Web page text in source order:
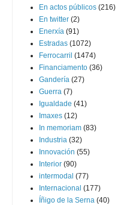
En actos públicos (216)
En twitter (2)
Enerxía (91)
Estradas (1072)
Ferrocarril (1474)
Financiamento (36)
Gandería (27)
Guerra (7)
Igualdade (41)
Imaxes (12)
In memoriam (83)
Industria (32)
Innovación (55)
Interior (90)
intermodal (77)
Internacional (177)
Íñigo de la Serna (40)